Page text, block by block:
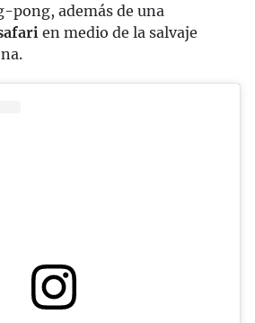
pong, además de una
en medio de la salvaje